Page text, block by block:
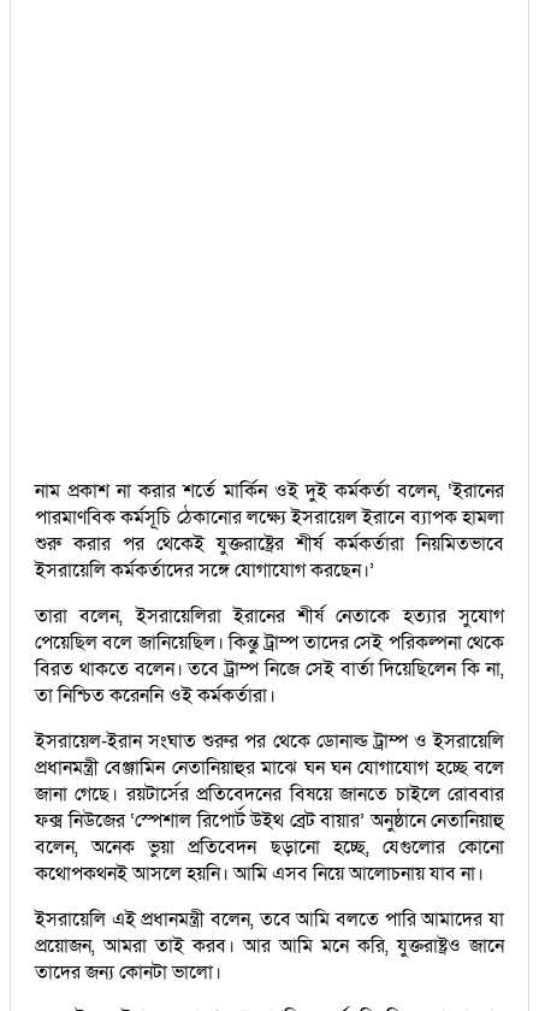
নাম প্রকাশ না করার শর্তে মার্কিন ওই দুই কর্মকর্তা বলেন, ‘ইরানের
পারমাণবিক কর্মসূচি ঠেকানোর লক্ষ্যে ইসরায়েল ইরানে ব্যাপক হামলা
শুরু করার পর থেকেই যুক্তরাষ্ট্রের শীর্ষ কর্মকর্তারা নিয়মিতভাবে
ইসরায়েলি কর্মকর্তাদের সঙ্গে যোগাযোগ করছেন।’
তারা বলেন, ইসরায়েলিরা ইরানের শীর্ষ নেতাকে হত্যার সুযোগ
পেয়েছিল বলে জানিয়েছিল। কিন্তু ট্রাম্প তাদের সেই পরিকল্পনা থেকে
বিরত থাকতে বলেন। তবে ট্রাম্প নিজে সেই বার্তা দিয়েছিলেন কি না,
তা নিশ্চিত করেননি ওই কর্মকর্তারা।
ইসরায়েল-ইরান সংঘাত শুরুর পর থেকে ডোনাল্ড ট্রাম্প ও ইসরায়েলি
প্রধানমন্ত্রী বেঞ্জামিন নেতানিয়াহুর মাঝে ঘন ঘন যোগাযোগ হচ্ছে বলে
জানা গেছে। রয়টার্সের প্রতিবেদনের বিষয়ে জানতে চাইলে রোববার
ফক্স নিউজের ‘স্পেশাল রিপোর্ট উইথ ব্রেট বায়ার’ অনুষ্ঠানে নেতানিয়াহু
বলেন, অনেক ভুয়া প্রতিবেদন ছড়ানো হচ্ছে, যেগুলোর কোনো
কথোপকথনই আসলে হয়নি। আমি এসব নিয়ে আলোচনায় যাব না।
ইসরায়েলি এই প্রধানমন্ত্রী বলেন, তবে আমি বলতে পারি আমাদের যা
প্রয়োজন, আমরা তাই করব। আর আমি মনে করি, যুক্তরাষ্ট্রও জানে
তাদের জন্য কোনটা ভালো।